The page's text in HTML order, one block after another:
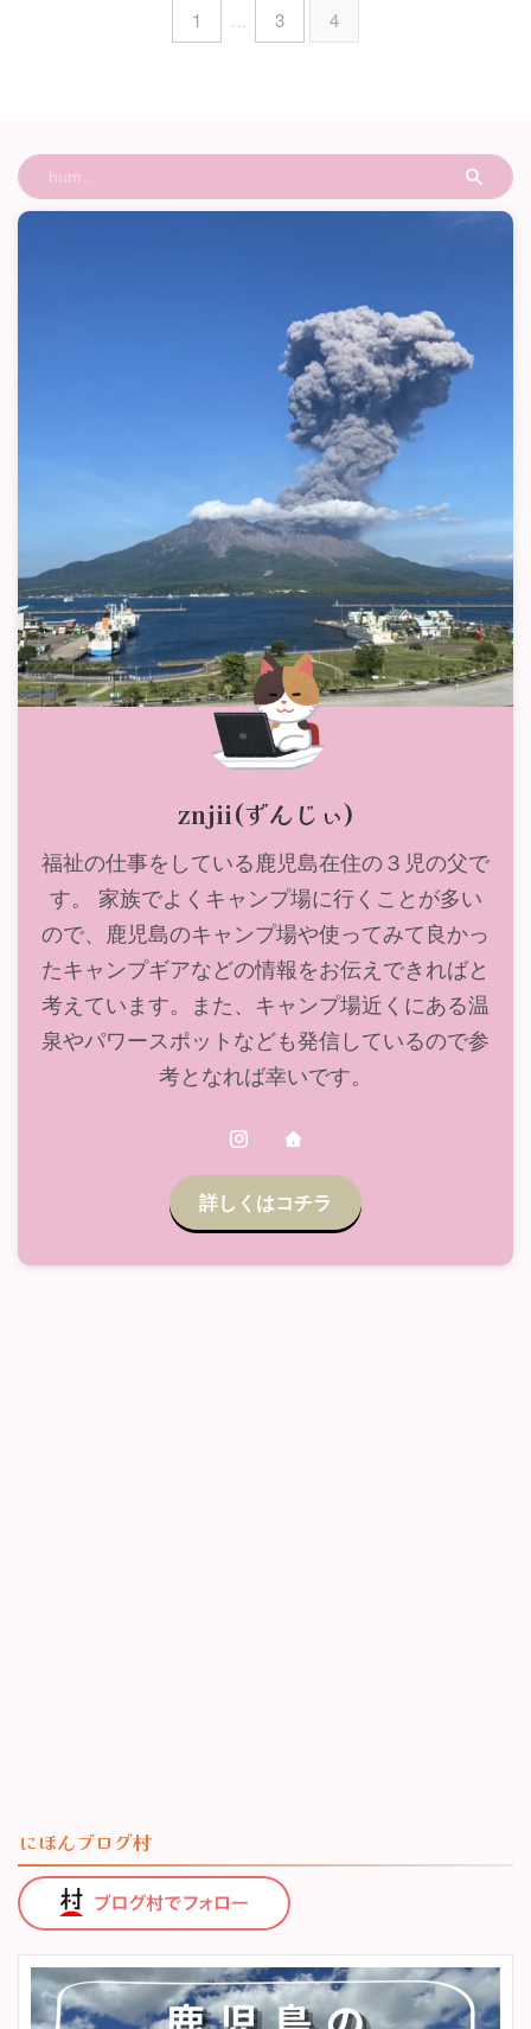
1 … 3 4
znjii(ずんじぃ)
福祉の仕事をしている鹿児島在住の３児の父で
す。 家族でよくキャンプ場に行くことが多い
ので、鹿児島のキャンプ場や使ってみて良かっ
たキャンプギアなどの情報をお伝えできればと
考えています。また、キャンプ場近くにある温
泉やパワースポットなども発信しているので参
考となれば幸いです。
詳しくはコチラ
にほんブログ村